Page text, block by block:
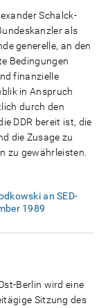
Schalck-
als
generelle, an den
Bedingungen
finanzielle
in Anspruch
durch den
DDR bereit ist, die
die Zusage zu
zu gewährleisten.
an SED-
1989
Berlin wird eine
Sitzung des